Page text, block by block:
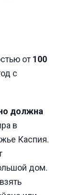
от 100
с
должна
в
Каспия.
дом.